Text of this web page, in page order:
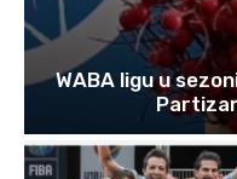
WABA ligu u